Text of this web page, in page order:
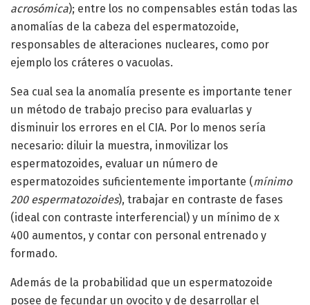
acrosómica); entre los no compensables están todas las
anomalías de la cabeza del espermatozoide,
responsables de alteraciones nucleares, como por
ejemplo los cráteres o vacuolas.
Sea cual sea la anomalía presente es importante tener
un método de trabajo preciso para evaluarlas y
disminuir los errores en el CIA. Por lo menos sería
necesario: diluir la muestra, inmovilizar los
espermatozoides, evaluar un número de
espermatozoides suficientemente importante (mínimo
200 espermatozoides), trabajar en contraste de fases
(ideal con contraste interferencial) y un mínimo de x
400 aumentos, y contar con personal entrenado y
formado.
Además de la probabilidad que un espermatozoide
posee de fecundar un ovocito y de desarrollar el